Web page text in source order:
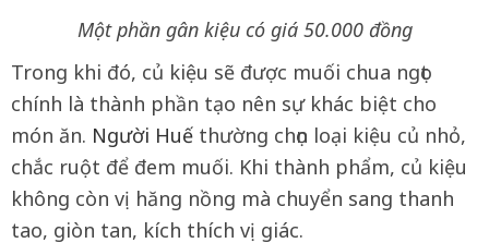
Một phần gân kiệu có giá 50.000 đồng
Trong khi đó, củ kiệu sẽ được muối chua ngọt
chính là thành phần tạo nên sự khác biệt cho
món ăn. Người Huế thường chọn loại kiệu củ nhỏ,
chắc ruột để đem muối. Khi thành phẩm, củ kiệu
không còn vị hăng nồng mà chuyển sang thanh
tao, giòn tan, kích thích vị giác.